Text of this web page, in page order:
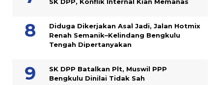
Diduga Dikerjakan Asal Jadi, Jalan Hotmix
Renah Semanik–Kelindang Bengkulu
Tengah Dipertanyakan
SK DPP Batalkan Plt, Muswil PPP
Bengkulu Dinilai Tidak Sah